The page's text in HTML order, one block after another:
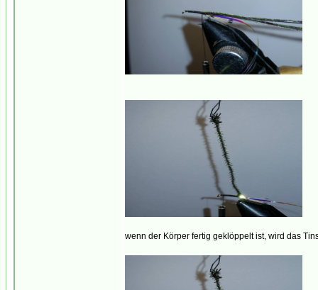
wenn der Körper fertig geklöppelt ist, wird das